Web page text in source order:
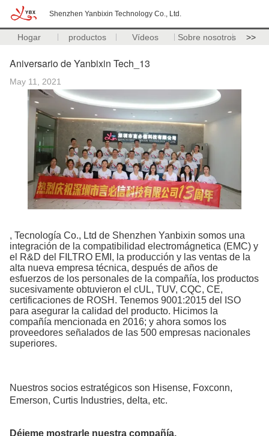
Shenzhen Yanbixin Technology Co., Ltd.
Hogar productos Vídeos Sobre nosotros >>
Aniversario de Yanbixin Tech_13
May 11, 2021
, Tecnología Co., Ltd de Shenzhen Yanbixin somos una
integración de la compatibilidad electromágnetica (EMC) y
el R&D del FILTRO EMI, la producción y las ventas de la
alta nueva empresa técnica, después de años de
esfuerzos de los personales de la compañía, los productos
sucesivamente obtuvieron el cUL, TUV, CQC, CE,
certificaciones de ROSH. Tenemos 9001:2015 del ISO
para asegurar la calidad del producto. Hicimos la
compañía mencionada en 2016; y ahora somos los
proveedores señalados de las 500 empresas nacionales
superiores.
Nuestros socios estratégicos son Hisense, Foxconn,
Emerson, Curtis Industries, delta, etc.
Déjeme mostrarle nuestra compañía.